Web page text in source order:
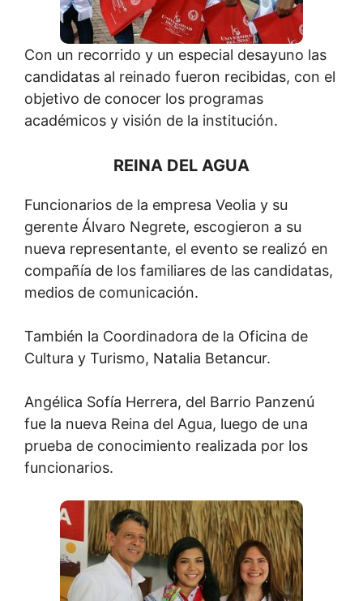
Con un recorrido y un especial desayuno las
candidatas al reinado fueron recibidas, con el
objetivo de conocer los programas
académicos y visión de la institución.
REINA DEL AGUA
Funcionarios de la empresa Veolia y su
gerente Álvaro Negrete, escogieron a su
nueva representante, el evento se realizó en
compañía de los familiares de las candidatas,
medios de comunicación.
También la Coordinadora de la Oficina de
Cultura y Turismo, Natalia Betancur.
Angélica Sofía Herrera, del Barrio Panzenú
fue la nueva Reina del Agua, luego de una
prueba de conocimiento realizada por los
funcionarios.